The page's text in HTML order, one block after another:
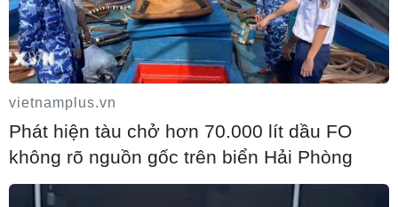
Tỉnh Thanh Hóa công bố hết dịch cúm gia
cầm A/H5N6
vietnamplus.vn
Phát hiện tàu chở hơn 70.000 lít dầu FO
không rõ nguồn gốc trên biển Hải Phòng